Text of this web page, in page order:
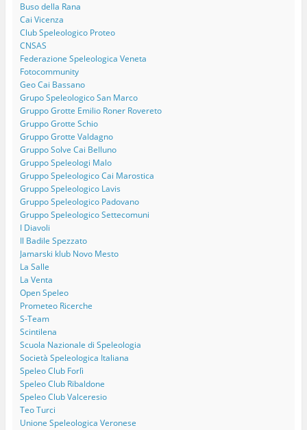
Buso della Rana
Cai Vicenza
Club Speleologico Proteo
CNSAS
Federazione Speleologica Veneta
Fotocommunity
Geo Cai Bassano
Grupo Speleologico San Marco
Gruppo Grotte Emilio Roner Rovereto
Gruppo Grotte Schio
Gruppo Grotte Valdagno
Gruppo Solve Cai Belluno
Gruppo Speleologi Malo
Gruppo Speleologico Cai Marostica
Gruppo Speleologico Lavis
Gruppo Speleologico Padovano
Gruppo Speleologico Settecomuni
I Diavoli
Il Badile Spezzato
Jamarski klub Novo Mesto
La Salle
La Venta
Open Speleo
Prometeo Ricerche
S-Team
Scintilena
Scuola Nazionale di Speleologia
Società Speleologica Italiana
Speleo Club Forlì
Speleo Club Ribaldone
Speleo Club Valceresio
Teo Turci
Unione Speleologica Veronese